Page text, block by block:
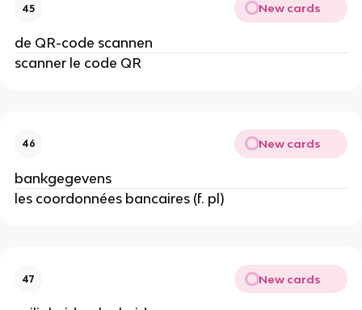
45 New cards
de QR-code scannen
scanner le code QR
46 New cards
bankgegevens
les coordonnées bancaires (f. pl)
47 New cards